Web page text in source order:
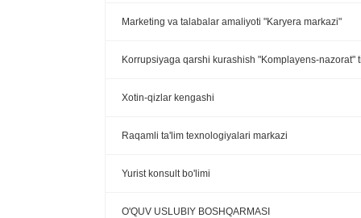
Marketing va talabalar amaliyoti "Karyera markazi"
Korrupsiyaga qarshi kurashish "Komplayens-nazorat"
Xotin-qizlar kengashi
Raqamli ta'lim texnologiyalari markazi
Yurist konsult bo'limi
O'QUV USLUBIY BOSHQARMASI